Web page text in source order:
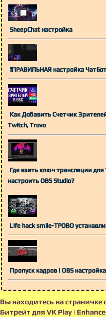
SheepChat настройка
❗ПРАВИЛЬНАЯ настройка
Как Добавить Счетчик
Twitch, Trovo
Где взять ключ трансляции
настроить OBS Studio?
Life hack smile-ТРОВО
Пропуск кадров |
Вы находитесь на страничке
Битрейт для VK Play |